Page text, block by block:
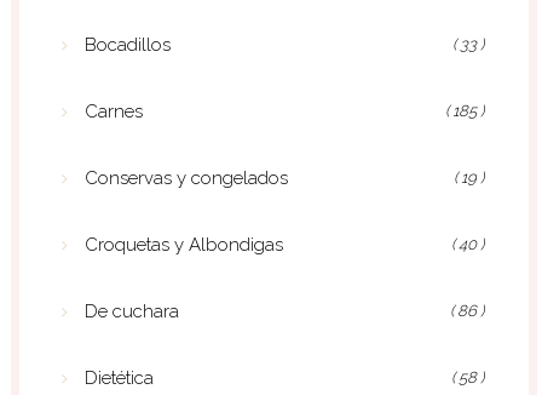
Bocadillos ( 33 )
Carnes ( 185 )
Conservas y congelados ( 19 )
Croquetas y Albondigas ( 40 )
De cuchara ( 86 )
Dietética ( 58 )